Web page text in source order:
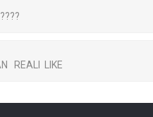
REALI LIKE